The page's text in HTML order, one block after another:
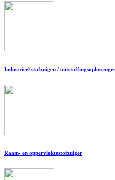
Industrieel stofzuigen /
Raam- en oppervlaktestofzuiger